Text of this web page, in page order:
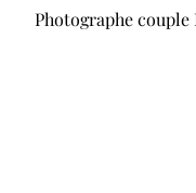
Photographe